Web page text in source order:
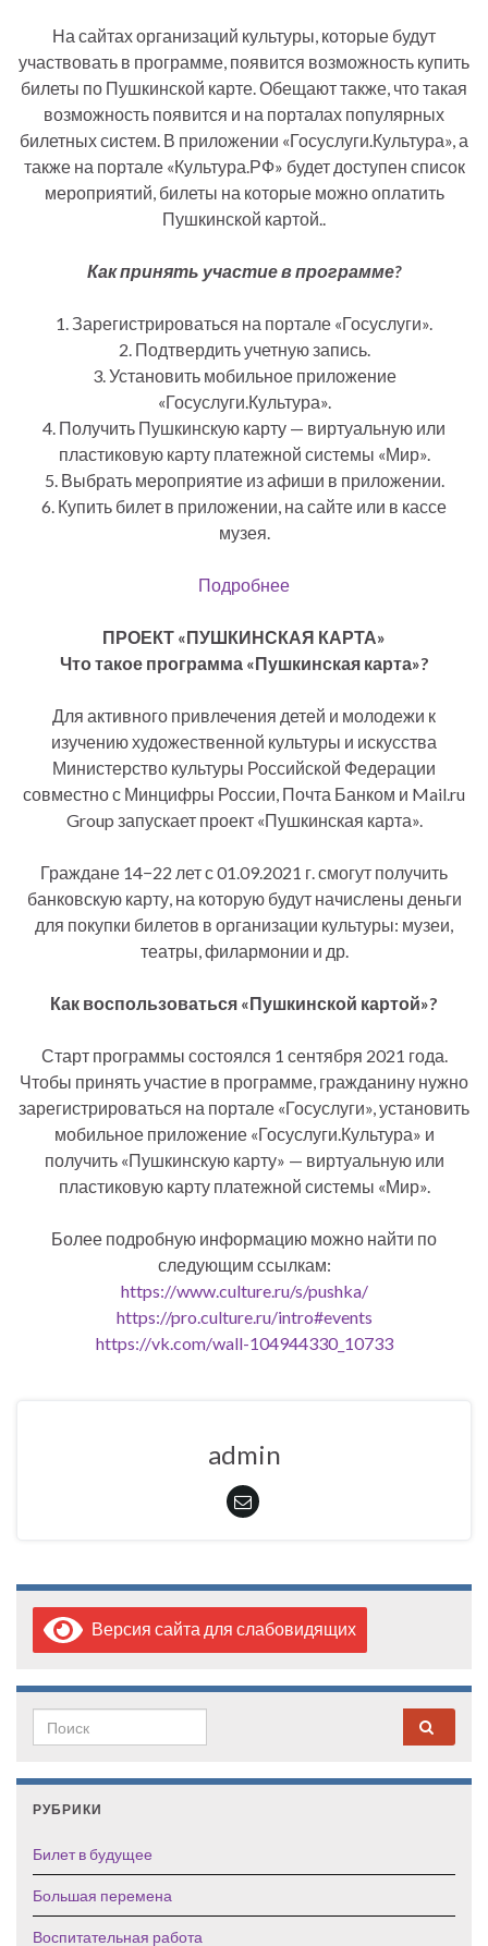
На сайтах организаций культуры, которые будут
участвовать в программе, появится возможность купить
билеты по Пушкинской карте. Обещают также, что такая
возможность появится и на порталах популярных
билетных систем. В приложении «Госуслуги.Культура», а
также на портале «Культура.РФ» будет доступен список
мероприятий, билеты на которые можно оплатить
Пушкинской картой..
Как принять участие в программе?
1. Зарегистрироваться на портале «Госуслуги».
2. Подтвердить учетную запись.
3. Установить мобильное приложение
«Госуслуги.Культура».
4. Получить Пушкинскую карту — виртуальную или
пластиковую карту платежной системы «Мир».
5. Выбрать мероприятие из афиши в приложении.
6. Купить билет в приложении, на сайте или в кассе
музея.
Подробнее
ПРОЕКТ «ПУШКИНСКАЯ КАРТА»
Что такое программа «Пушкинская карта»?
Для активного привлечения детей и молодежи к
изучению художественной культуры и искусства
Министерство культуры Российской Федерации
совместно с Минцифры России, Почта Банком и Mail.ru
Group запускает проект «Пушкинская карта».
Граждане 14−22 лет с 01.09.2021 г. смогут получить
банковскую карту, на которую будут начислены деньги
для покупки билетов в организации культуры: музеи,
театры, филармонии и др.
Как воспользоваться «Пушкинской картой»?
Старт программы состоялся 1 сентября 2021 года.
Чтобы принять участие в программе, гражданину нужно
зарегистрироваться на портале «Госуслуги», установить
мобильное приложение «Госуслуги.Культура» и
получить «Пушкинскую карту» — виртуальную или
пластиковую карту платежной системы «Мир».
Более подробную информацию можно найти по
следующим ссылкам:
https://www.culture.ru/s/pushka/
https://pro.culture.ru/intro#events
https://vk.com/wall-104944330_10733
admin
Версия сайта для слабовидящих
Search for:
РУБРИКИ
Билет в будущее
Большая перемена
Воспитательная работа